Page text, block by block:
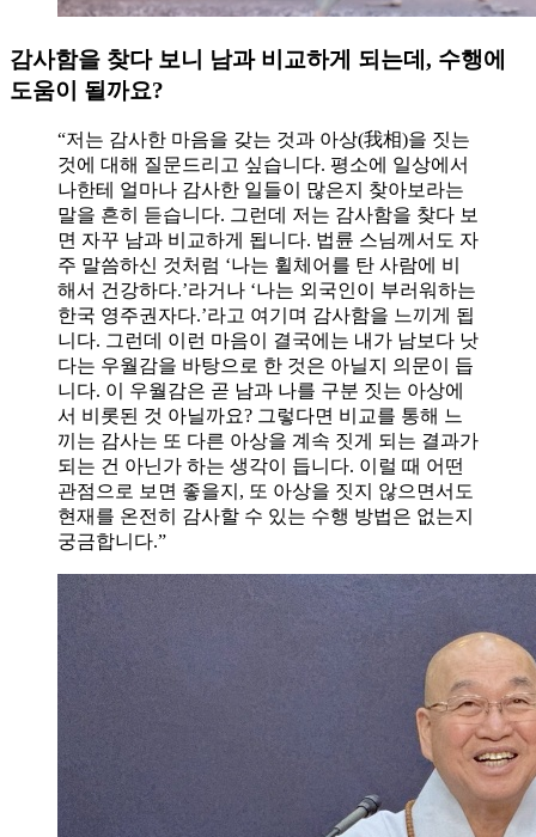
감사함을 찾다 보니 남과 비교하게 되는데, 수행에
도움이 될까요?
“저는 감사한 마음을 갖는 것과 아상(我相)을 짓는
것에 대해 질문드리고 싶습니다. 평소에 일상에서
나한테 얼마나 감사한 일들이 많은지 찾아보라는
말을 흔히 듣습니다. 그런데 저는 감사함을 찾다 보
면 자꾸 남과 비교하게 됩니다. 법륜 스님께서도 자
주 말씀하신 것처럼 ‘나는 휠체어를 탄 사람에 비
해서 건강하다.’라거나 ‘나는 외국인이 부러워하는
한국 영주권자다.’라고 여기며 감사함을 느끼게 됩
니다. 그런데 이런 마음이 결국에는 내가 남보다 낫
다는 우월감을 바탕으로 한 것은 아닐지 의문이 듭
니다. 이 우월감은 곧 남과 나를 구분 짓는 아상에
서 비롯된 것 아닐까요? 그렇다면 비교를 통해 느
끼는 감사는 또 다른 아상을 계속 짓게 되는 결과가
되는 건 아닌가 하는 생각이 듭니다. 이럴 때 어떤
관점으로 보면 좋을지, 또 아상을 짓지 않으면서도
현재를 온전히 감사할 수 있는 수행 방법은 없는지
궁금합니다.”